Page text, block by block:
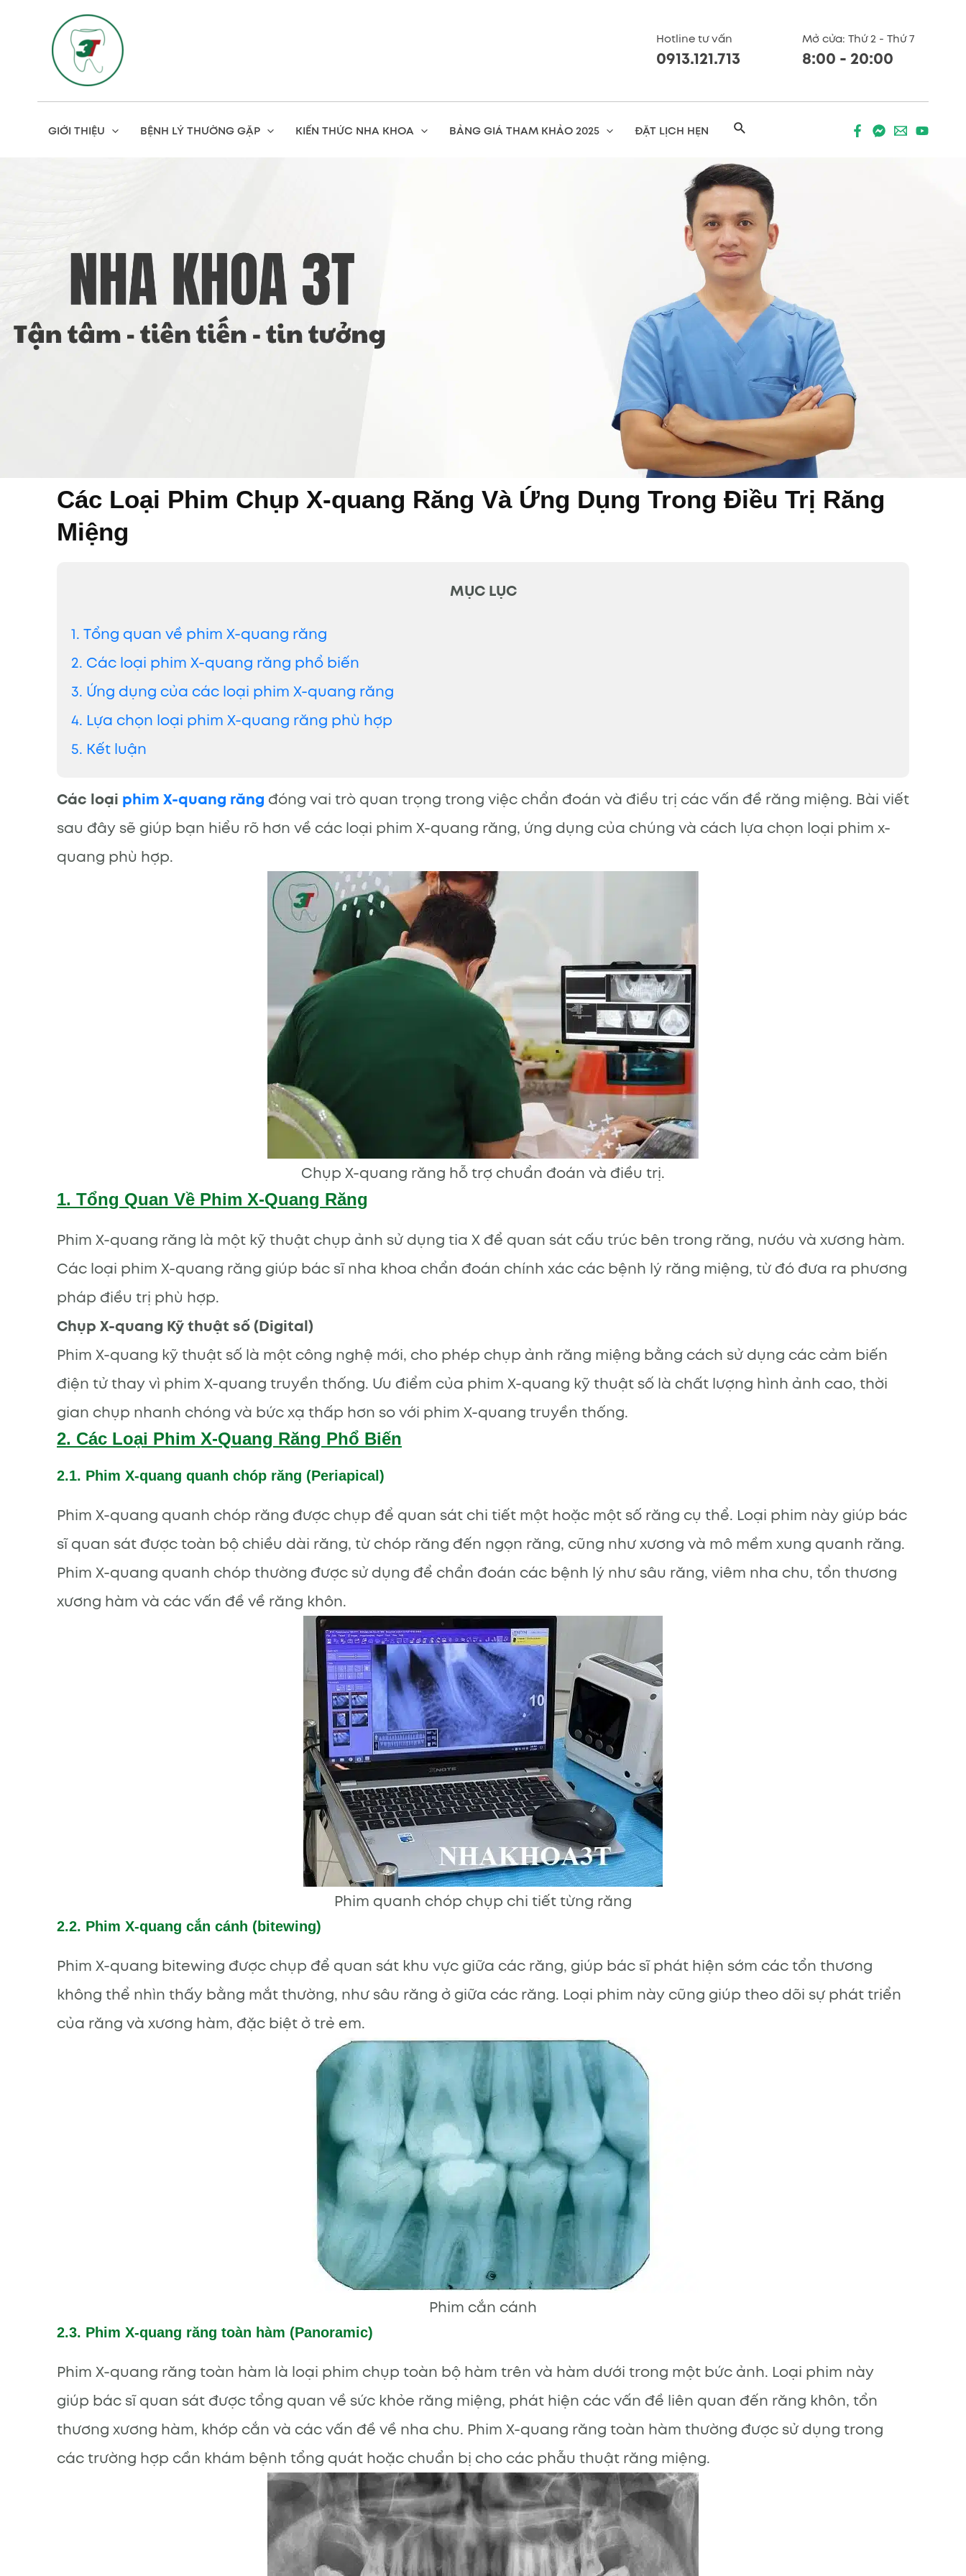
content
Hotline tư vấn
0913.121.713
Mở cửa: Thứ 2 - Thứ 7
8:00 - 20:00
GIỚI THIỆU BỆNH LÝ THƯỜNG GẶP KIẾN THỨC NHA KHOA BẢNG GIÁ THAM KHẢO 2025 ĐẶT LỊCH HẸN Search
Các Loại Phim Chụp X-quang Răng Và Ứng Dụng Trong Điều Trị Răng
Miệng
MỤC LỤC
1. Tổng quan về phim X-quang răng
2. Các loại phim X-quang răng phổ biến
3. Ứng dụng của các loại phim X-quang răng
4. Lựa chọn loại phim X-quang răng phù hợp
5. Kết luận
Các loại phim X-quang răng đóng vai trò quan trọng trong việc chẩn đoán và điều trị các vấn đề răng miệng. Bài viết
sau đây sẽ giúp bạn hiểu rõ hơn về các loại phim X-quang răng, ứng dụng của chúng và cách lựa chọn loại phim x-
quang phù hợp.
Chụp X-quang răng hỗ trợ chuẩn đoán và điều trị.
1. Tổng Quan Về Phim X-Quang Răng
Phim X-quang răng là một kỹ thuật chụp ảnh sử dụng tia X để quan sát cấu trúc bên trong răng, nướu và xương hàm.
Các loại phim X-quang răng giúp bác sĩ nha khoa chẩn đoán chính xác các bệnh lý răng miệng, từ đó đưa ra phương
pháp điều trị phù hợp.
Chụp X-quang Kỹ thuật số (Digital)
Phim X-quang kỹ thuật số là một công nghệ mới, cho phép chụp ảnh răng miệng bằng cách sử dụng các cảm biến
điện tử thay vì phim X-quang truyền thống. Ưu điểm của phim X-quang kỹ thuật số là chất lượng hình ảnh cao, thời
gian chụp nhanh chóng và bức xạ thấp hơn so với phim X-quang truyền thống.
2. Các Loại Phim X-Quang Răng Phổ Biến
2.1. Phim X-quang quanh chóp răng (Periapical)
Phim X-quang quanh chóp răng được chụp để quan sát chi tiết một hoặc một số răng cụ thể. Loại phim này giúp bác
sĩ quan sát được toàn bộ chiều dài răng, từ chóp răng đến ngọn răng, cũng như xương và mô mềm xung quanh răng.
Phim X-quang quanh chóp thường được sử dụng để chẩn đoán các bệnh lý như sâu răng, viêm nha chu, tổn thương
xương hàm và các vấn đề về răng khôn.
Phim quanh chóp chụp chi tiết từng răng
2.2. Phim X-quang cắn cánh (bitewing)
Phim X-quang bitewing được chụp để quan sát khu vực giữa các răng, giúp bác sĩ phát hiện sớm các tổn thương
không thể nhìn thấy bằng mắt thường, như sâu răng ở giữa các răng. Loại phim này cũng giúp theo dõi sự phát triển
của răng và xương hàm, đặc biệt ở trẻ em.
Phim cắn cánh
2.3. Phim X-quang răng toàn hàm (Panoramic)
Phim X-quang răng toàn hàm là loại phim chụp toàn bộ hàm trên và hàm dưới trong một bức ảnh. Loại phim này
giúp bác sĩ quan sát được tổng quan về sức khỏe răng miệng, phát hiện các vấn đề liên quan đến răng khôn, tổn
thương xương hàm, khớp cắn và các vấn đề về nha chu. Phim X-quang răng toàn hàm thường được sử dụng trong
các trường hợp cần khám bệnh tổng quát hoặc chuẩn bị cho các phẫu thuật răng miệng.